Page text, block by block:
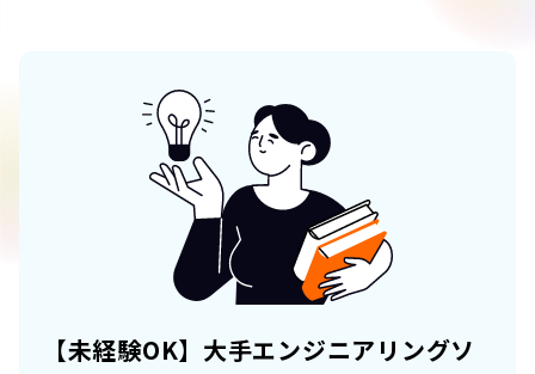
【未経験OK】大手エンジニアリングソ